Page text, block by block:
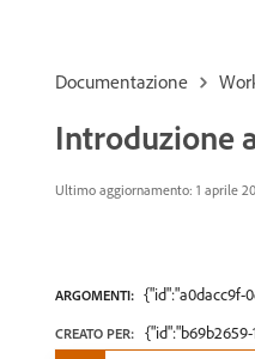
Documentazione
Introduzione
Ultimo aggiornamento: 1 aprile
ARGOMENTI: {"id":"a0dacc9f-
CREATO PER: